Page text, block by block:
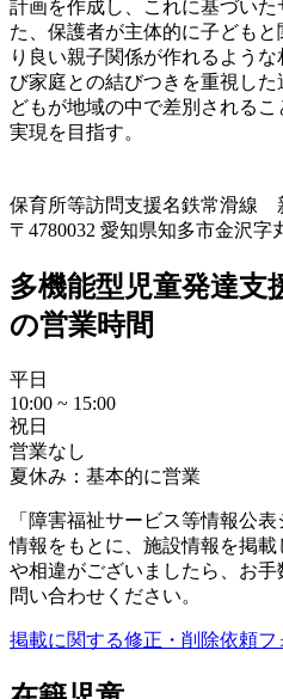
計画を作成し、これに基づいた
た、保護者が主体的に子ども
り良い親子関係が作れるよう
び家庭との結びつきを重視し
どもが地域の中で差別される
実現を目指す。
保育所等訪問支援名鉄常滑
〒4780032 愛知県知多市金沢字
多機能型児童発達支
の営業時間
平日
10:00 ~ 15:00
祝日
営業なし
夏休み：基本的に営業
「障害福祉サービス等情報公
情報をもとに、施設情報を掲
や相違がございましたら、お
問い合わせください。
掲載に関する修正・削除依頼フ